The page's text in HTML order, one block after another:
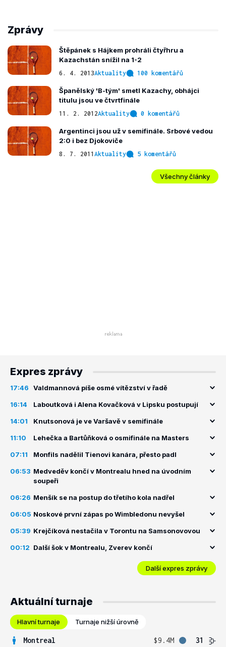
Zprávy
Štěpánek s Hájkem prohráli čtyřhru a
Kazachstán snížil na 1-2
6. 4. 2013Aktuality 100 komentářů
Španělský 'B-tým' smetl Kazachy, obhájci
titulu jsou ve čtvrtfinále
11. 2. 2012Aktuality 0 komentářů
Argentinci jsou už v semifinále. Srbové vedou
2:0 i bez Djokoviče
8. 7. 2011Aktuality 5 komentářů
Všechny články
Expres zprávy
17:46 Valdmannová píše osmé vítězství v řadě
16:14 Laboutková i Alena Kovačková v Lipsku postupují
14:01 Knutsonová je ve Varšavě v semifinále
11:10 Lehečka a Bartůňková o osmifinále na Masters
07:11 Monfils nadělil Tienovi kanára, přesto padl
06:53 Medveděv končí v Montrealu hned na úvodním
soupeři
06:26 Menšík se na postup do třetího kola nadřel
06:05 Noskové první zápas po Wimbledonu nevyšel
05:39 Krejčíková nestačila v Torontu na Samsonovovou
00:12 Další šok v Montrealu, Zverev končí
Další expres zprávy
Aktuální turnaje
Hlavní turnaje Turnaje nižší úrovně
Montreal $9.4M
31